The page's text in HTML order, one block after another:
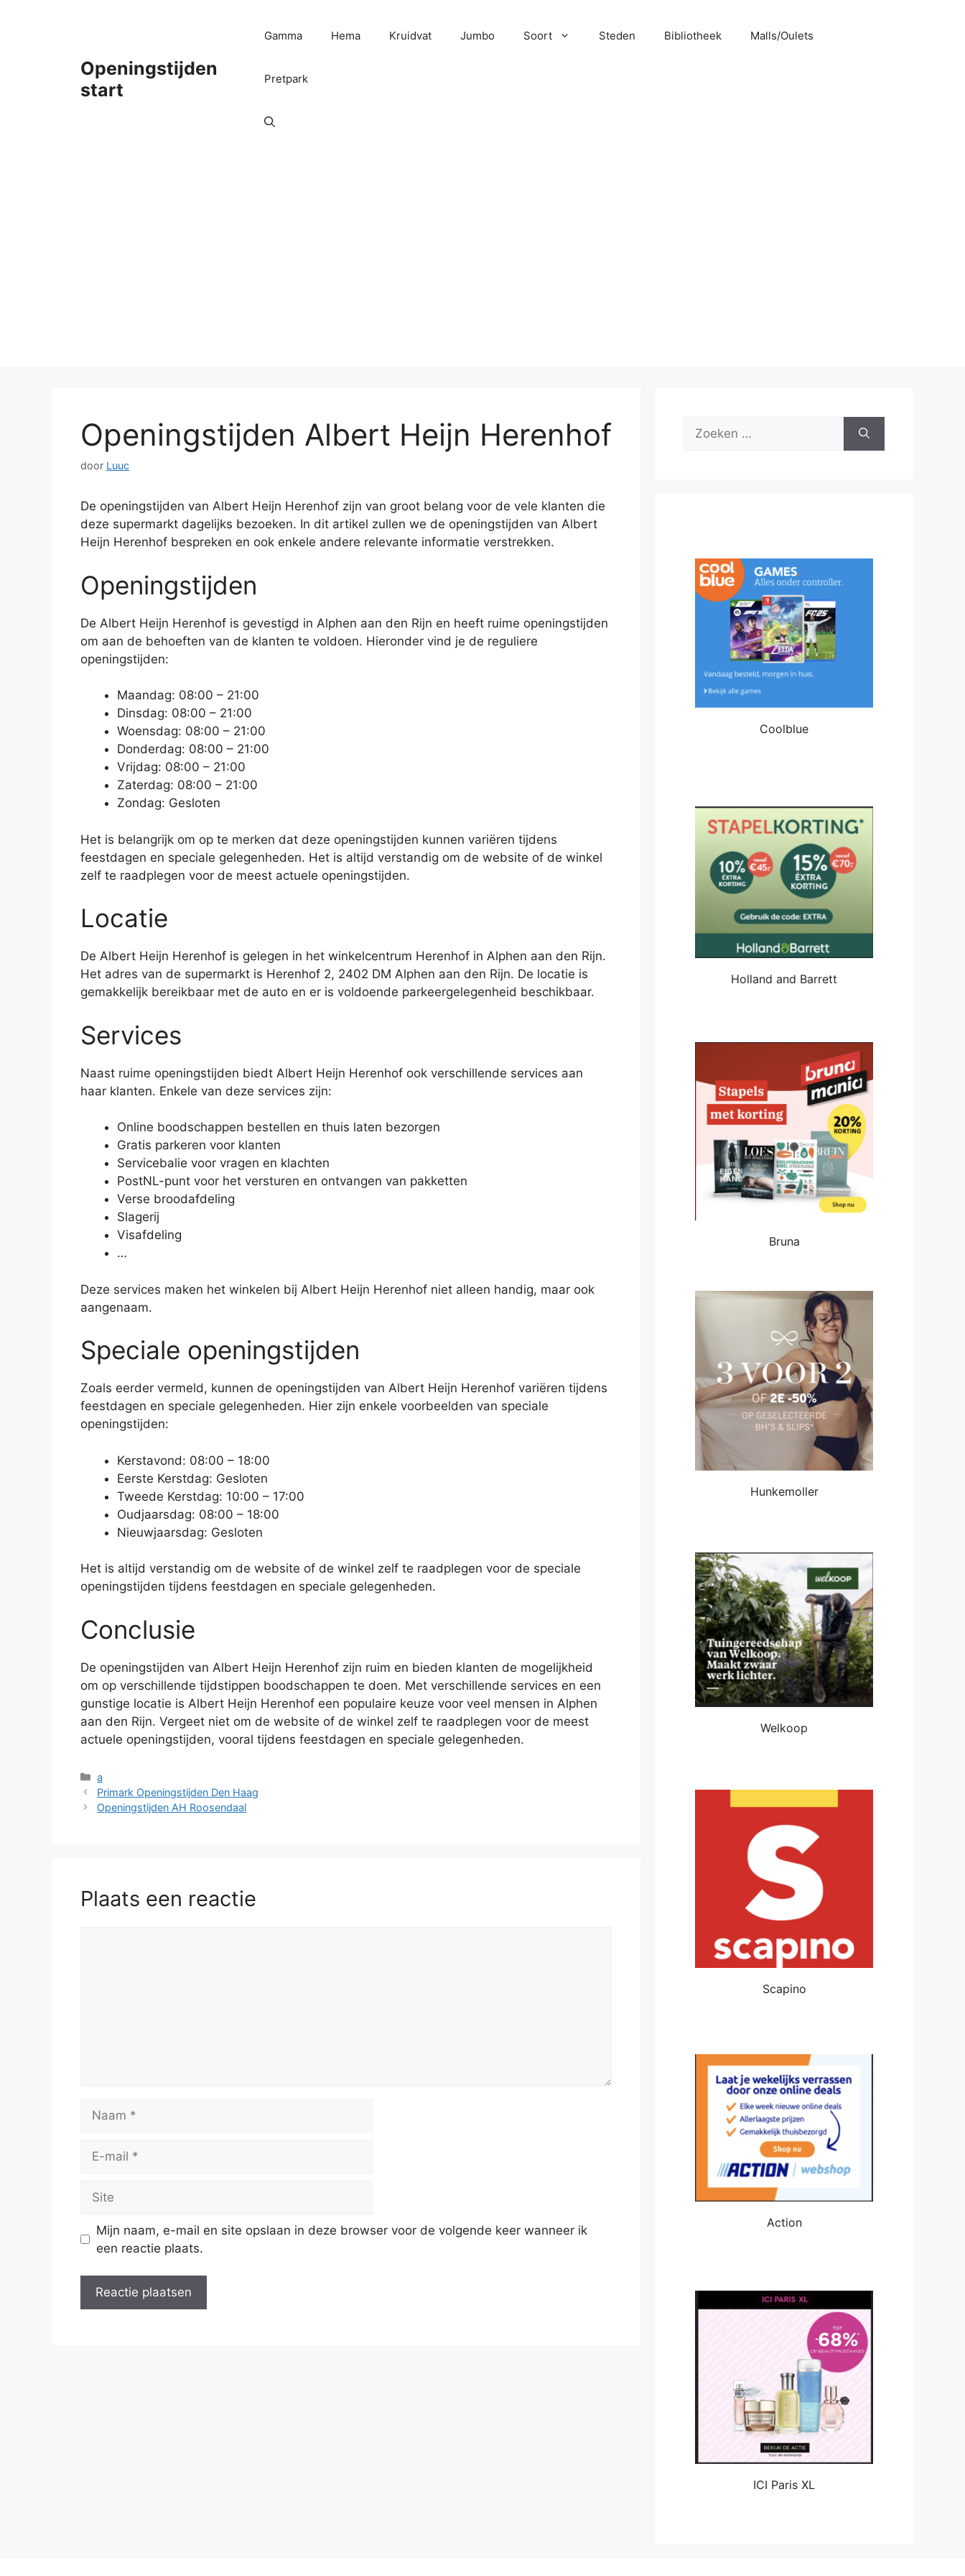
Openingstijden
start
Gamma Hema Kruidvat Jumbo Soort Steden Bibliotheek Malls/Oulets
Pretpark
Openingstijden Albert Heijn Herenhof
door Luuc
De openingstijden van Albert Heijn Herenhof zijn van groot belang voor de vele klanten die
deze supermarkt dagelijks bezoeken. In dit artikel zullen we de openingstijden van Albert
Heijn Herenhof bespreken en ook enkele andere relevante informatie verstrekken.
Openingstijden
De Albert Heijn Herenhof is gevestigd in Alphen aan den Rijn en heeft ruime openingstijden
om aan de behoeften van de klanten te voldoen. Hieronder vind je de reguliere
openingstijden:
Maandag: 08:00 – 21:00
Dinsdag: 08:00 – 21:00
Woensdag: 08:00 – 21:00
Donderdag: 08:00 – 21:00
Vrijdag: 08:00 – 21:00
Zaterdag: 08:00 – 21:00
Zondag: Gesloten
Het is belangrijk om op te merken dat deze openingstijden kunnen variëren tijdens
feestdagen en speciale gelegenheden. Het is altijd verstandig om de website of de winkel
zelf te raadplegen voor de meest actuele openingstijden.
Locatie
De Albert Heijn Herenhof is gelegen in het winkelcentrum Herenhof in Alphen aan den Rijn.
Het adres van de supermarkt is Herenhof 2, 2402 DM Alphen aan den Rijn. De locatie is
gemakkelijk bereikbaar met de auto en er is voldoende parkeergelegenheid beschikbaar.
Services
Naast ruime openingstijden biedt Albert Heijn Herenhof ook verschillende services aan
haar klanten. Enkele van deze services zijn:
Online boodschappen bestellen en thuis laten bezorgen
Gratis parkeren voor klanten
Servicebalie voor vragen en klachten
PostNL-punt voor het versturen en ontvangen van pakketten
Verse broodafdeling
Slagerij
Visafdeling
…
Deze services maken het winkelen bij Albert Heijn Herenhof niet alleen handig, maar ook
aangenaam.
Speciale openingstijden
Zoals eerder vermeld, kunnen de openingstijden van Albert Heijn Herenhof variëren tijdens
feestdagen en speciale gelegenheden. Hier zijn enkele voorbeelden van speciale
openingstijden:
Kerstavond: 08:00 – 18:00
Eerste Kerstdag: Gesloten
Tweede Kerstdag: 10:00 – 17:00
Oudjaarsdag: 08:00 – 18:00
Nieuwjaarsdag: Gesloten
Het is altijd verstandig om de website of de winkel zelf te raadplegen voor de speciale
openingstijden tijdens feestdagen en speciale gelegenheden.
Conclusie
De openingstijden van Albert Heijn Herenhof zijn ruim en bieden klanten de mogelijkheid
om op verschillende tijdstippen boodschappen te doen. Met verschillende services en een
gunstige locatie is Albert Heijn Herenhof een populaire keuze voor veel mensen in Alphen
aan den Rijn. Vergeet niet om de website of de winkel zelf te raadplegen voor de meest
actuele openingstijden, vooral tijdens feestdagen en speciale gelegenheden.
Categorieën
a
Primark Openingstijden Den Haag
Openingstijden AH Roosendaal
Plaats een reactie
mail
Mijn naam, e-mail en site opslaan in deze browser voor de volgende keer wanneer ik
een reactie plaats.
Zoek
Coolblue
Holland and Barrett
Bruna
Hunkemoller
Welkoop
Scapino
Action
ICI Paris XL